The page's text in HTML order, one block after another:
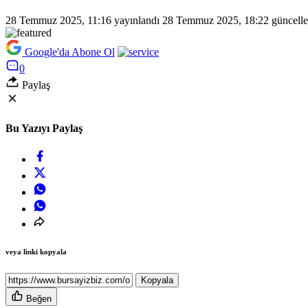
28 Temmuz 2025, 11:16 yayınlandı 28 Temmuz 2025, 18:22
Google'da Abone Ol
0
Paylaş
Bu Yazıyı Paylaş
veya linki kopyala
Kopyala
Beğen